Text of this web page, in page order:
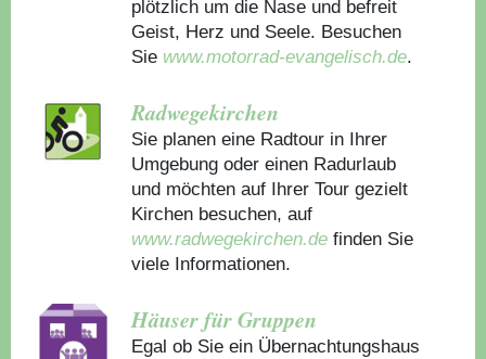
plötzlich um die Nase und befreit
Geist, Herz und Seele. Besuchen
Sie www.motorrad-evangelisch.de.
Radwegekirchen
Sie planen eine Radtour in Ihrer
Umgebung oder einen Radurlaub
und möchten auf Ihrer Tour gezielt
Kirchen besuchen, auf
www.radwegekirchen.de finden Sie
viele Informationen.
Häuser für Gruppen
Egal ob Sie ein Übernachtungshaus